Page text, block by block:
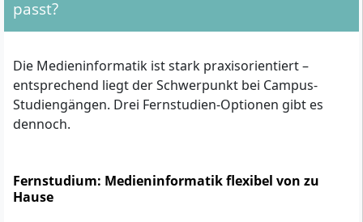
passt?
Die Medieninformatik ist stark praxisorientiert –
entsprechend liegt der Schwerpunkt bei Campus-
Studiengängen. Drei Fernstudien-Optionen gibt es
dennoch.
Fernstudium: Medieninformatik flexibel von zu
Hause